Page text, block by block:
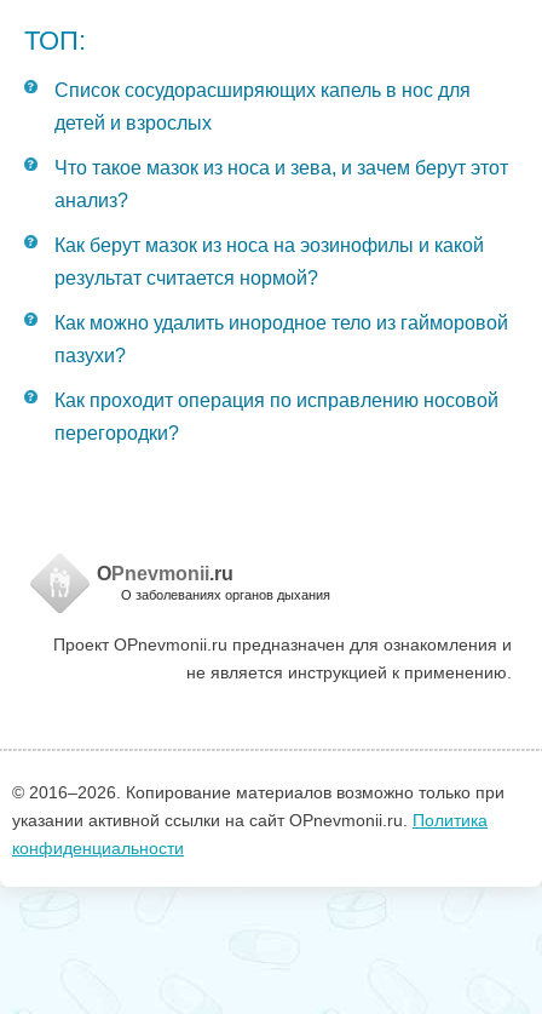
ТОП:
Список сосудорасширяющих капель в нос для
детей и взрослых
Что такое мазок из носа и зева, и зачем берут этот
анализ?
Как берут мазок из носа на эозинофилы и какой
результат считается нормой?
Как можно удалить инородное тело из гайморовой
пазухи?
Как проходит операция по исправлению носовой
перегородки?
OPnevmonii.ru
О заболеваниях органов дыхания
Проект OPnevmonii.ru предназначен для ознакомления и
не является инструкцией к применению.
© 2016–2026. Копирование материалов возможно только при
указании активной ссылки на сайт OPnevmonii.ru. Политика
конфиденциальности